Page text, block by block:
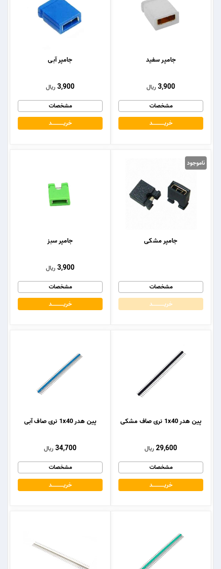
جامپر سفید
3,900 ریال
مشخصات
خریــــــــــــد
جامپر آبی
3,900 ریال
مشخصات
خریــــــــــــد
ناموجود
جامپر مشکی
مشخصات
خریــــــــــــد
جامپر سبز
3,900 ریال
مشخصات
خریــــــــــــد
پین هدر 1x40 نری صاف مشکی
29,600 ریال
مشخصات
خریــــــــــــد
پین هدر 1x40 نری صاف آبی
34,700 ریال
مشخصات
خریــــــــــــد